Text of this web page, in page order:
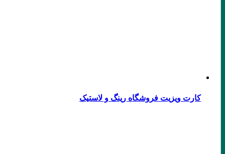
کارت ویزیت فروشگاه رینگ و لاستیک